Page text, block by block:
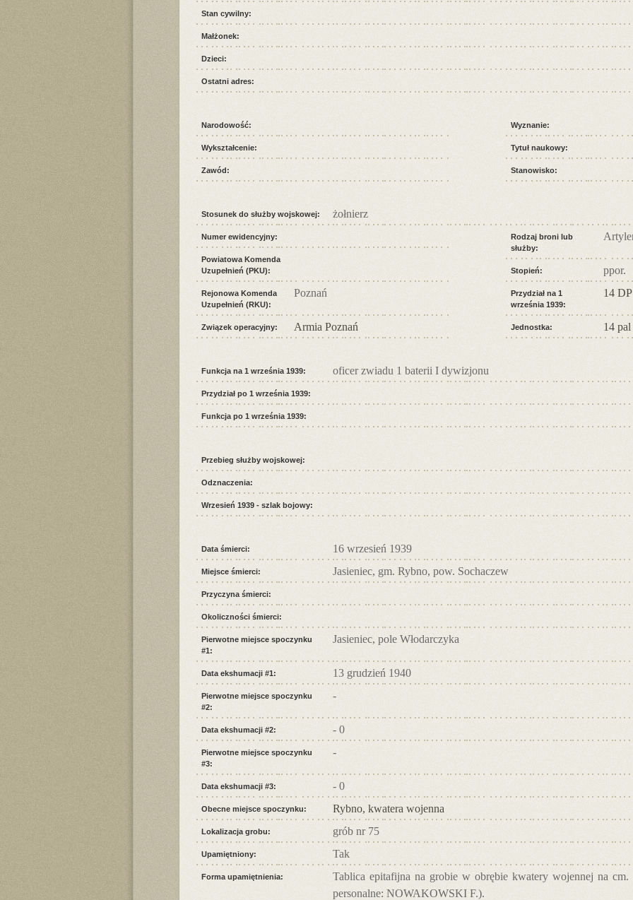
Stan cywilny:
Małżonek:
Dzieci:
Ostatni adres:
Narodowość:
Wykształcenie:
Zawód:
Wyznanie:
Tytuł naukowy:
Stanowisko:
Stosunek do służby wojskowej: żołnierz
Numer ewidencyjny:
Powiatowa Komenda
Uzupełnień (PKU):
Rejonowa Komenda
Uzupełnień (RKU):
Poznań
Związek operacyjny: Armia Poznań
Rodzaj broni lub
służby:
Stopień: ppor.
Przydział na 1
września 1939:
14 DP
Jednostka: 14 pal
Funkcja na 1 września 1939: oficer zwiadu 1 baterii I dywizjonu
Przydział po 1 września 1939:
Funkcja po 1 września 1939:
Przebieg służby wojskowej:
Odznaczenia:
Wrzesień 1939 - szlak bojowy:
Data śmierci: 16 wrzesień 1939
Miejsce śmierci: Jasieniec, gm. Rybno, pow. Sochaczew
Przyczyna śmierci:
Okoliczności śmierci:
Pierwotne miejsce spoczynku
#1:
Jasieniec, pole Włodarczyka
Data ekshumacji #1: 13 grudzień 1940
Pierwotne miejsce spoczynku
#2:
-
Data ekshumacji #2: - 0
Pierwotne miejsce spoczynku
#3:
-
Data ekshumacji #3: - 0
Obecne miejsce spoczynku: Rybno, kwatera wojenna
Lokalizacja grobu: grób nr 75
Upamiętniony: Tak
Forma upamiętnienia:
Tablica epitafijna na grobie w obrębie kwatery wojennej na
personalne: NOWAKOWSKI F.).